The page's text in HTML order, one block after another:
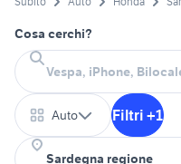
Cosa cerchi?
Auto Filtri +1